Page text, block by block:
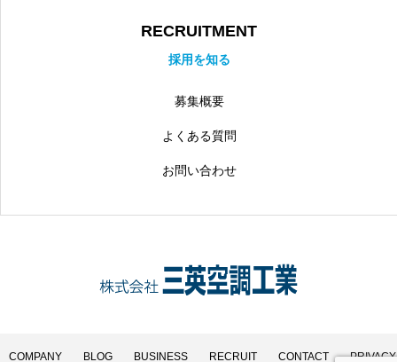
RECRUITMENT
採用を知る
募集概要
よくある質問
お問い合わせ
COMPANY BLOG BUSINESS RECRUIT CONTACT